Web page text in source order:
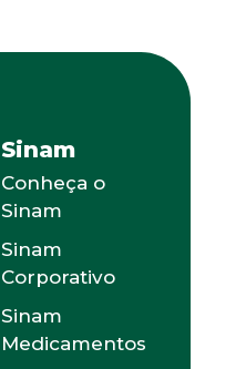
Sinam
Conheça o
Sinam
Sinam
Corporativo
Sinam
Medicamentos